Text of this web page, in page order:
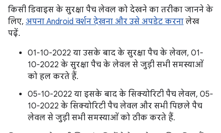
किसी डिवाइस के सुरक्षा पैच लेवल को देखने का तरीका जानने के
लिए, अपना Android वर्शन देखना और उसे अपडेट करना लेख
पढ़ें.
01-10-2022 या उसके बाद के सुरक्षा पैच के लेवल, 01-
10-2022 के सुरक्षा पैच के लेवल से जुड़ी सभी समस्याओं
को हल करते हैं.
05-10-2022 या इसके बाद के सिक्योरिटी पैच लेवल, 05-
10-2022 के सिक्योरिटी पैच लेवल और सभी पिछले पैच
लेवल से जुड़ी सभी समस्याओं को ठीक करते हैं.